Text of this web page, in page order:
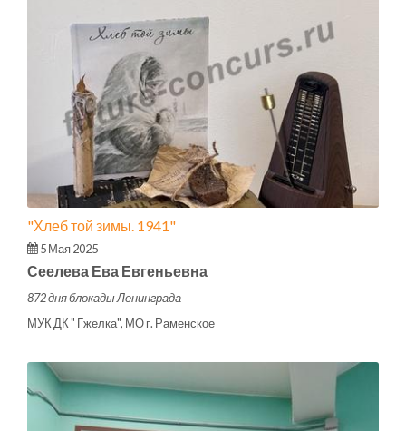
"Хлеб той зимы. 1941"
5 Мая 2025
Сеелева Ева Евгеньевна
872 дня блокады Ленинграда
МУК ДК " Гжелка", МО г. Раменское